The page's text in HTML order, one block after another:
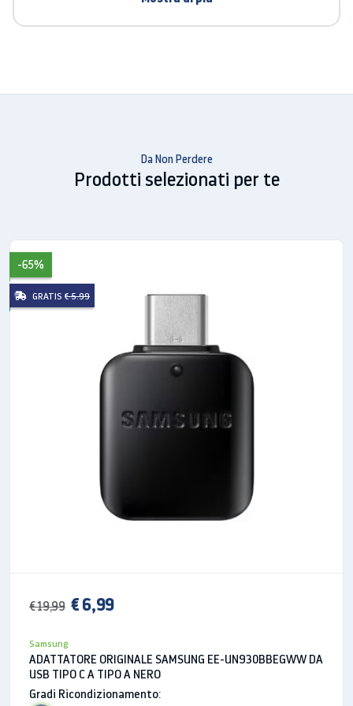
Lo strumento d’eccellenza del
Galaxy Note è integrato
La S Pen tiene viva la tradizione del Galaxy Note. In
Un equipaggiamento epico
Da Non Perdere
Prodotti selezionati per te
-65%
GRATIS € 5.99
€ 19,99 € 6,99
Samsung
ADATTATORE ORIGINALE SAMSUNG EE-UN930BBEGWW DA
USB TIPO C A TIPO A NERO
Gradi Ricondizionamento: